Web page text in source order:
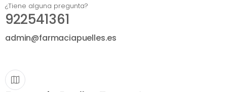
¿Tiene alguna pregunta?
922541361
admin@farmaciapuelles.es